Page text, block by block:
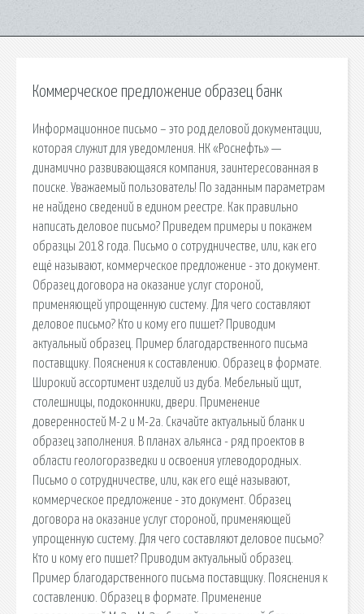
Коммерческое предложение образец банк
Информационное письмо – это род деловой документации,
которая служит для уведомления. НК «Роснефть» —
динамично развивающаяся компания, заинтересованная в
поиске. Уважаемый пользователь! По заданным параметрам
не найдено сведений в едином реестре. Как правильно
написать деловое письмо? Приведем примеры и покажем
образцы 2018 года. Письмо о сотрудничестве, или, как его
ещё называют, коммерческое предложение - это документ.
Образец договора на оказание услуг стороной,
применяющей упрощенную систему. Для чего составляют
деловое письмо? Кто и кому его пишет? Приводим
актуальный образец. Пример благодарственного письма
поставщику. Пояснения к составлению. Образец в формате.
Широкий ассортимент изделий из дуба. Мебельный щит,
столешницы, подоконники, двери. Применение
доверенностей М-2 и М-2а. Скачайте актуальный бланк и
образец заполнения. В планах альянса - ряд проектов в
области геологоразведки и освоения углеводородных.
Письмо о сотрудничестве, или, как его ещё называют,
коммерческое предложение - это документ. Образец
договора на оказание услуг стороной, применяющей
упрощенную систему. Для чего составляют деловое письмо?
Кто и кому его пишет? Приводим актуальный образец.
Пример благодарственного письма поставщику. Пояснения к
составлению. Образец в формате. Применение